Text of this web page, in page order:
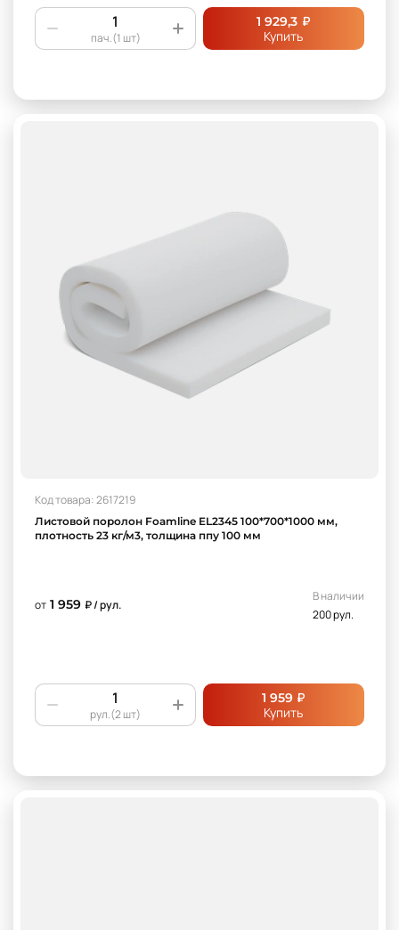
пач.(1 шт)
1 929,3 ₽
Купить
Код товара: 2617219
Листовой поролон Foamline EL2345 100*700*1000 мм,
плотность 23 кг/м3, толщина ппу 100 мм
от 1 959 ₽ / рул.
В наличии
200 рул.
рул.(2 шт)
1 959 ₽
Купить